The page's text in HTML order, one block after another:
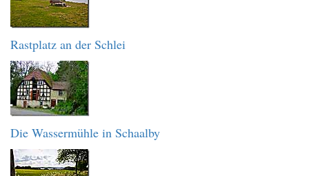
Rastplatz an der Schlei
Die Wassermühle in Schaalby